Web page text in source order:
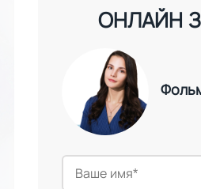
ОНЛАЙН